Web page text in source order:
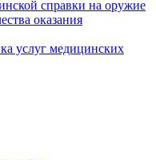
справки на оружие
оказания
услуг медицинскиx